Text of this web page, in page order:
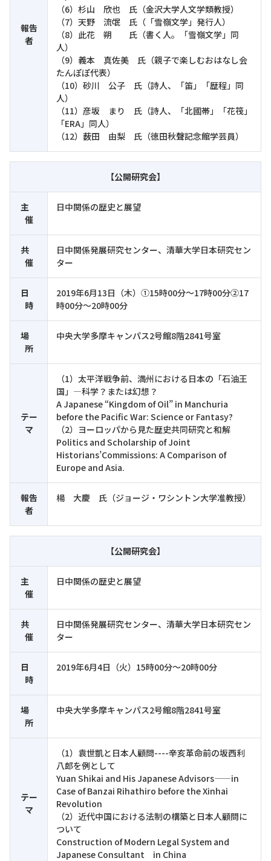
報告
者
（6）杉山 欣也 氏（金沢大学人文学類教授）
（7）天野 流氓 氏（「雪嶺文学」発行人）
（8）此花 朔 氏（書く人。「雪嶺文学」同
人）
（9）義本 真佐美 氏（親子で楽しむおはなし会
たんぽぽ代表）
（10）砂川 公子 氏（詩人、「笛」「歴程」同
人）
（11）彦坂 まり 氏（詩人、「北國帯」「花筏」
「ERA」同人）
（12）薮田 由梨 氏（徳田秋聲記念館学芸員）
【公開研究会】
主
催
日中関係の歴史と展望
共
催
日中関係発展研究センター、清華大学日本研究セン
ター
日
時
2019年6月13日（木）①15時00分～17時00分②17
時00分～20時00分
場
所
中央大学多摩キャンパス2号館8階2841号室
テー
マ
（1）太平洋戦争前、満州における日本の「石油王
国」―科学？または幻想？
A Japanese “Kingdom of Oil” in Manchuria
before the Pacific War: Science or Fantasy?
（2）ヨーロッパから見た歴史共同研究と和解
Politics and Scholarship of Joint
Historians’Commissions: A Comparison of
Europe and Asia.
報告
者
楊 大慶 氏（ジョージ・ワシントン大学准教授）
【公開研究会】
主
催
日中関係の歴史と展望
共
催
日中関係発展研究センター、清華大学日本研究セン
ター
日
時
2019年6月4日（火）15時00分～20時00分
場
所
中央大学多摩キャンパス2号館8階2841号室
テー
マ
（1）袁世凱と日本人顧問----辛亥革命前の坂西利
八郎を例として
Yuan Shikai and His Japanese Advisors——in
Case of Banzai Rihathiro before the Xinhai
Revolution
（2）近代中国における法制の構築と日本人顧問に
ついて
Construction of Modern Legal System and
Japanese Consultant in China